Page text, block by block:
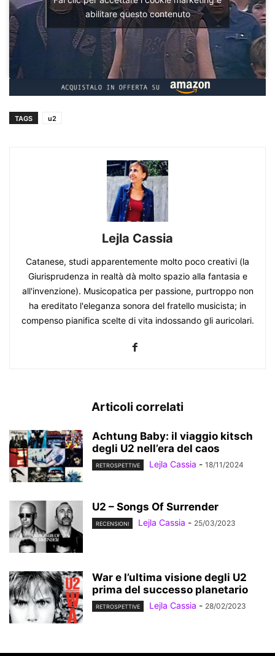
abilitare questo contenuto
TAGS u2
Lejla Cassia
Catanese, studi apparentemente molto poco creativi (la
Giurisprudenza in realtà dà molto spazio alla fantasia e
all'invenzione). Musicopatica per passione, purtroppo non
ha ereditato l'eleganza sonora del fratello musicista; in
compenso pianifica scelte di vita indossando gli auricolari.
Articoli correlati
Achtung Baby: il viaggio kitsch
degli U2 nell’era del caos
RETROSPETTIVE Lejla Cassia - 18/11/2024
U2 – Songs Of Surrender
RECENSIONI Lejla Cassia - 25/03/2023
War e l’ultima visione degli U2
prima del successo planetario
RETROSPETTIVE Lejla Cassia - 28/02/2023